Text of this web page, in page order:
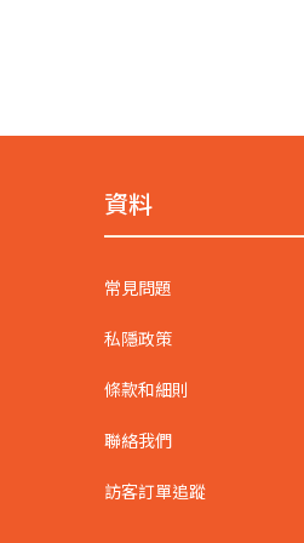
資料
常見問題
私隱政策
條款和細則
聯絡我們
訪客訂單追蹤